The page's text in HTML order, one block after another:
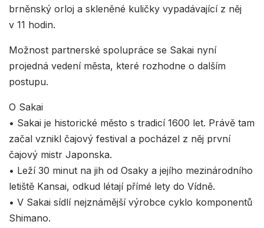
brněnský orloj a skleněné kuličky vypadávající z něj
v 11 hodin.
Možnost partnerské spolupráce se Sakai nyní
projedná vedení města, které rozhodne o dalším
postupu.
O Sakai
• Sakai je historické město s tradicí 1600 let. Právě tam
začal vznikl čajový festival a pocházel z něj první
čajový mistr Japonska.
• Leží 30 minut na jih od Osaky a jejího mezinárodního
letiště Kansai, odkud létají přímé lety do Vídně.
• V Sakai sídlí nejznámější výrobce cyklo komponentů
Shimano.